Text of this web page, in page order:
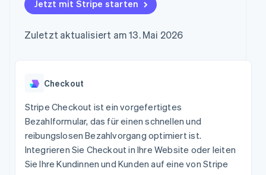
Zugriff auf mehr als
Terminal
Optimierung der
Autorisierungsraten
Link
Beschleunigter
Bezahlvorgang
Financial
Connections
Verbundene
Finanzdaten
Data Pipeline
Datensynchronisierung
Geldmanagement
SaaS
KI-Unternehmen
Creator Economy
Gaming
Bewirtung, Reisen und
Freizeit
Versicherungen
Medien und
Marktplatz auf
Abonnementverwaltung
nutzungsbasierte
geht´s
Bereitstellung und
Verwaltung von
Diensten mit Agenten
Produkt-Roadmap
Karriere
Stripe Press
Kontakt
Sales-Team
kontaktieren
Partner werden
Jetzt mit Stripe starten
Zuletzt aktualisiert am 13. Mai 2026
Checkout
Stripe Checkout ist ein vorgefertigtes
Bezahlformular, das für einen schnellen und
reibungslosen Bezahlvorgang optimiert ist.
Integrieren Sie Checkout in Ihre Website oder leiten
Sie Ihre Kundinnen und Kunden auf eine von Stripe